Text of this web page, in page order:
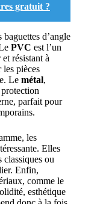
gratuit ?
d’angle
PVC est l’un
résistant à
pièces
Le métal,
parfait pour
les
Elles
classiques ou
Enfin,
comme le
esthétique